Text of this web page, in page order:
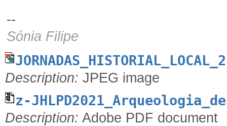
--
Sónia Filipe
Description: JPEG image
z-
Description: Adobe PDF document